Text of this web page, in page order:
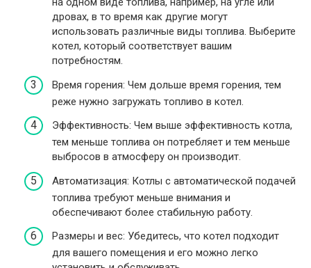
дровах, в то время как другие могут
использовать различные виды топлива. Выберите
котел, который соответствует вашим
потребностям.
Время горения: Чем дольше время горения, тем
реже нужно загружать топливо в котел.
Эффективность: Чем выше эффективность котла,
тем меньше топлива он потребляет и тем меньше
выбросов в атмосферу он производит.
Автоматизация: Котлы с автоматической подачей
топлива требуют меньше внимания и
обеспечивают более стабильную работу.
Размеры и вес: Убедитесь, что котел подходит
для вашего помещения и его можно легко